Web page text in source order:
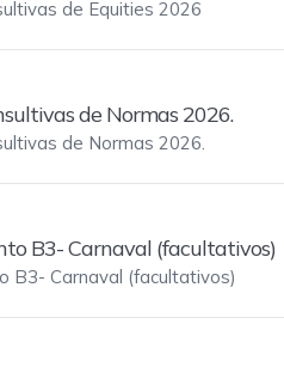
de Equities 2026
de Normas 2026.
de Normas 2026.
B3- Carnaval (facultativos)
B3- Carnaval (facultativos)